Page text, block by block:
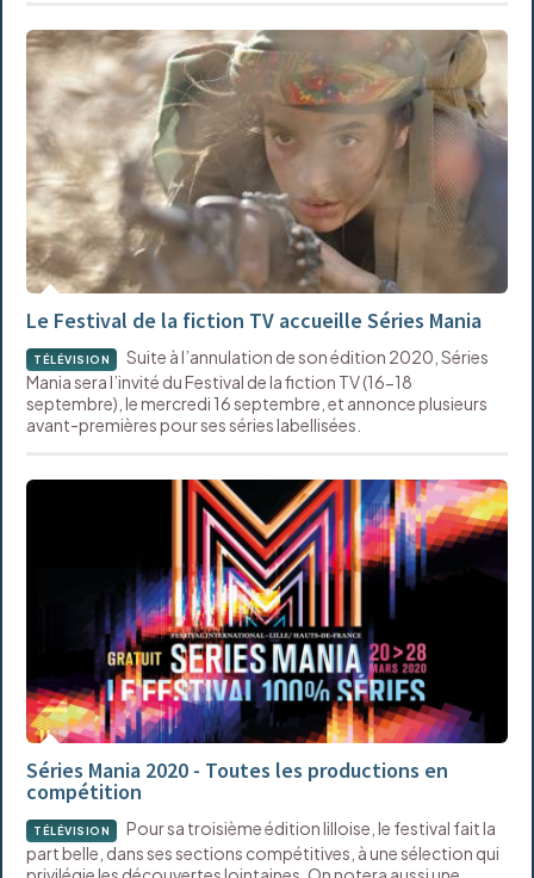
Le Festival de la fiction TV accueille Séries Mania
TÉLÉVISION
Suite à l’annulation de son édition 2020, Séries
Mania sera l’invité du Festival de la fiction TV (16-18
septembre), le mercredi 16 septembre, et annonce plusieurs
avant-premières pour ses séries labellisées.
Séries Mania 2020 - Toutes les productions en
compétition
TÉLÉVISION
Pour sa troisième édition lilloise, le festival fait la
part belle, dans ses sections compétitives, à une sélection qui